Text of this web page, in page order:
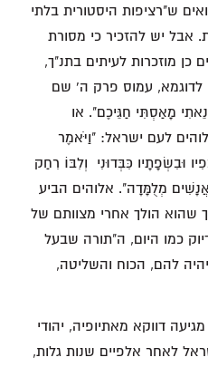
ש"רציפות היסטורית בלתי
אבל יש להזכיר כי מסורת
כן מוזכרות לעיתים בתנ"ך,
לדוגמא, עמוס פרק ה' שם
מָאַסְתִּי חַגֵּיכֶם". או
לעם ישראל: "וַיֹּאמֶר
וּבִשְׂפָתָיו כִּבְּדוּנִי וְלִבּוֹ רִחַק
מְלֻמָּדָה". אלוהים הביע
שהוא הולך אחרי מצוותם של
כמו היום, ה"תורה שבעל
להם, הכוח והשליטה,
דווקא מאתיופיה, יהודי
לאחר אלפיים שנות גלות,